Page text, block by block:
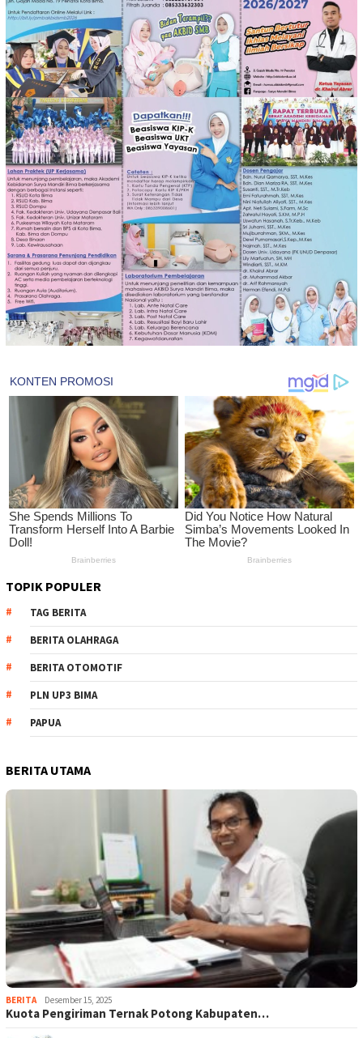
TOPIK POPULER
TAG BERITA
BERITA OLAHRAGA
BERITA OTOMOTIF
PLN UP3 BIMA
PAPUA
BERITA UTAMA
BERITA Desember 15, 2025
Kuota Pengiriman Ternak Potong Kabupaten…